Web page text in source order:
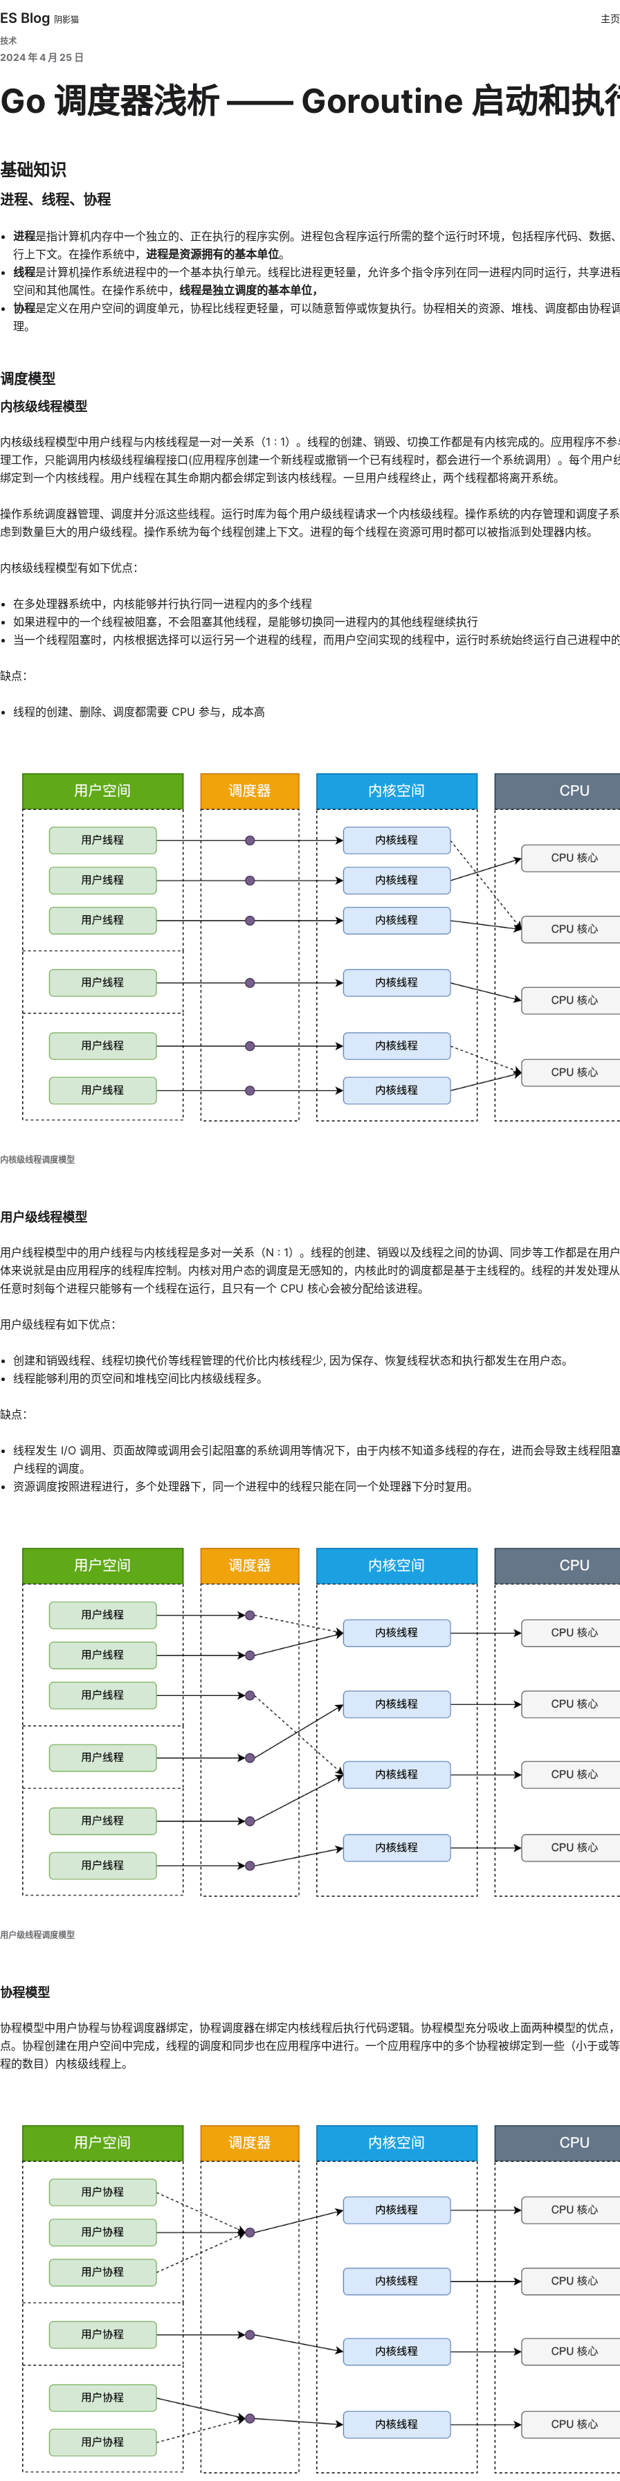
ES Blog 阴影猫 主页
技术
2024 年 4 月 25 日
Go 调度器浅析 —— Goroutine 启动和执
基础知识
进程、线程、协程
进程是指计算机内存中一个独立的、正在执行的程序实例。进程包含程序运行所需的整个运行时环境，包括程序代码、数据
行上下文。在操作系统中， 进程是资源拥有的基本单位。
线程是计算机操作系统进程中的一个基本执行单元。线程比进程更轻量，允许多个指令序列在同一进程内同时运行，共享进
空间和其他属性。在操作系统中， 线程是独立调度的基本单位，
协程是定义在用户空间的调度单元，协程比线程更轻量，可以随意暂停或恢复执行。协程相关的资源、堆栈、调度都由协程
理。
调度模型
内核级线程模型
内核级线程模型中用户线程与内核线程是一对一关系（1 : 1）。线程的创建、销毁、切换工作都是有内核完成的。应用程序不
理工作，只能调用内核级线程编程接口(应用程序创建一个新线程或撤销一个已有线程时，都会进行一个系统调用）。每个用户
绑定到一个内核线程。用户线程在其生命期内都会绑定到该内核线程。一旦用户线程终止，两个线程都将离开系统。
操作系统调度器管理、调度并分派这些线程。运行时库为每个用户级线程请求一个内核级线程。操作系统的内存管理和调度子
虑到数量巨大的用户级线程。操作系统为每个线程创建上下文。进程的每个线程在资源可用时都可以被指派到处理器内核。
内核级线程模型有如下优点：
在多处理器系统中，内核能够并行执行同一进程内的多个线程
如果进程中的一个线程被阻塞，不会阻塞其他线程，是能够切换同一进程内的其他线程继续执行
当一个线程阻塞时，内核根据选择可以运行另一个进程的线程，而用户空间实现的线程中，运行时系统始终运行自己进程中
缺点：
线程的创建、删除、调度都需要 CPU 参与，成本高
内核级线程调度模型
用户级线程模型
用户线程模型中的用户线程与内核线程是多对一关系（N : 1）。线程的创建、销毁以及线程之间的协调、同步等工作都是在用
体来说就是由应用程序的线程库控制。内核对用户态的调度是无感知的，内核此时的调度都是基于主线程的。线程的并发处理
任意时刻每个进程只能够有一个线程在运行，且只有一个 CPU 核心会被分配给该进程。
用户级线程有如下优点：
创建和销毁线程、线程切换代价等线程管理的代价比内核线程少, 因为保存、恢复线程状态和执行都发生在用户态。
线程能够利用的页空间和堆栈空间比内核级线程多。
缺点：
线程发生 I/O 调用、页面故障或调用会引起阻塞的系统调用等情况下，由于内核不知道多线程的存在，进而会导致主线程阻
户线程的调度。
资源调度按照进程进行，多个处理器下，同一个进程中的线程只能在同一个处理器下分时复用。
用户级线程调度模型
协程模型
协程模型中用户协程与协程调度器绑定，协程调度器在绑定内核线程后执行代码逻辑。协程模型充分吸收上面两种模型的优点
点。协程创建在用户空间中完成，线程的调度和同步也在应用程序中进行。一个应用程序中的多个协程被绑定到一些（小于或
程的数目）内核级线程上。